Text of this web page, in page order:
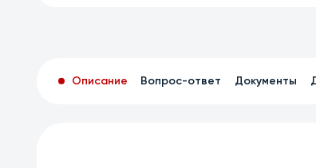
Описание Вопрос-ответ Документы